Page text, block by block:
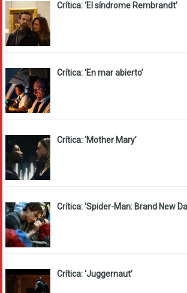
Crítica: ‘El síndrome Rembrandt’
Crítica: ‘En mar abierto’
Crítica: ‘Mother Mary’
Crítica: ‘Spider-Man: Brand New
Crítica: ‘Juggernaut’